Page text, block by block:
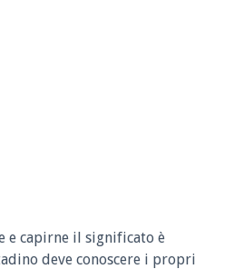
e capirne il significato è
deve conoscere i propri